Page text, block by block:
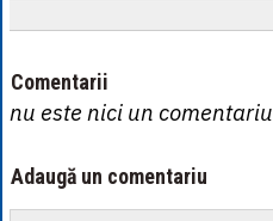
Comentarii
nu este nici un comentariu
Adaugă un comentariu